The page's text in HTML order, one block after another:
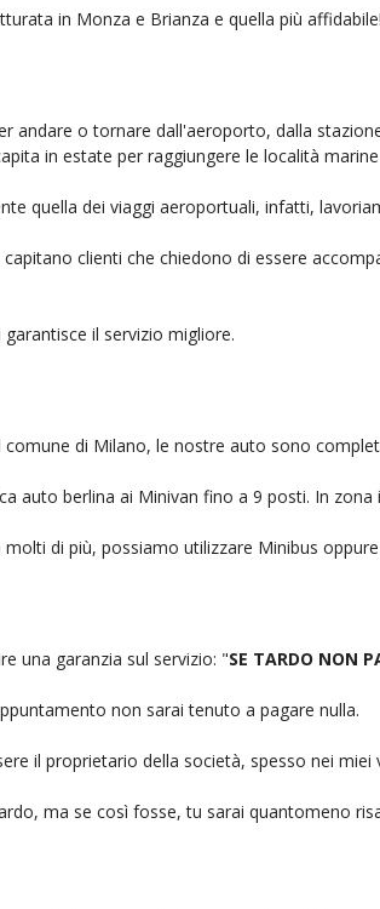
in Monza e Brianza e quella più affidabile!
andare o tornare dall'aeroporto, dalla
in estate per raggiungere le località
quella dei viaggi aeroportuali, infatti,
clienti che chiedono di essere
garantisce il servizio migliore.
di Milano, le nostre auto sono
auto berlina ai Minivan fino a 9 posti. In zona
di più, possiamo utilizzare Minibus
una garanzia sul servizio: "SE TARDO NON
non sarai tenuto a pagare nulla.
il proprietario della società, spesso nei
ma se così fosse, tu sarai quantomeno